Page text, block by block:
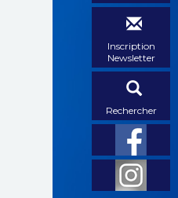
Inscription
Newsletter
Rechercher